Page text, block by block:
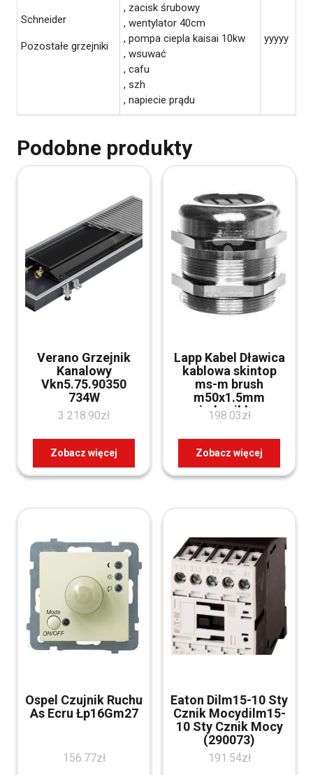
Schneider
Pozostałe grzejniki
, zacisk śrubowy
, wentylator 40cm
, pompa ciepla kaisai 10kw
, wsuwać
, cafu
, szh
, napiecie prądu
yyyyy
Podobne produkty
Verano Grzejnik
Kanalowy
Vkn5.75.90350
734W
3 218.90zł
Zobacz więcej
Lapp Kabel Dławica
kablowa skintop
ms-m brush
m50x1.5mm
mosiądz niklowany
IP68/69k 53112679
198.03zł
Zobacz więcej
Ospel Czujnik Ruchu
As Ecru Łp16Gm27
156.77zł
Eaton Dilm15-10 Sty
Cznik Mocydilm15-
10 Sty Cznik Mocy
(290073)
191.54zł